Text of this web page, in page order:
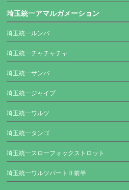
埼玉統一アマルガメーション
埼玉統一ルンバ
埼玉統一チャチャチャ
埼玉統一サンバ
埼玉統一ジャイブ
埼玉統一ワルツ
埼玉統一タンゴ
埼玉統一スローフォックストロット
埼玉統一ワルツパートⅡ前半